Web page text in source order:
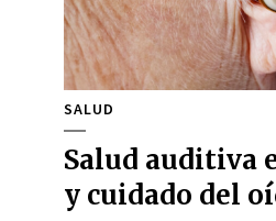
SALUD
Salud auditiva
y cuidado del